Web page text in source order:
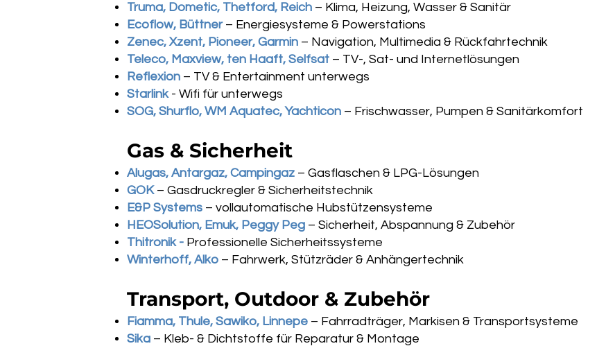
Truma, Dometic, Thetford, Reich – Klima, Heizung, Wasser & Sanitär
Ecoflow, Büttner– Energiesysteme & Powerstations
Zenec, Xzent, Pioneer, Garmin – Navigation, Multimedia & Rückfahrtechnik
Teleco, Maxview, ten Haaft, Selfsat – TV-, Sat- und Internetlösungen
Reflexion – TV & Entertainment unterwegs
Starlink- Wifi für unterwegs
SOG, Shurflo, WM Aquatec, Yachticon – Frischwasser, Pumpen & Sanitärkomfort
Gas & Sicherheit
Alugas, Antargaz, Campingaz – Gasflaschen & LPG-Lösungen
GOK– Gasdruckregler & Sicherheitstechnik
E&P Systems – vollautomatische Hubstützensysteme
HEOSolution, Emuk, Peggy Peg – Sicherheit, Abspannung & Zubehör
Thitronik - Professionelle Sicherheitssysteme
Winterhoff, Alko – Fahrwerk, Stützräder & Anhängertechnik
Transport, Outdoor & Zubehör
Fiamma, Thule, Sawiko, Linnepe – Fahrradträger, Markisen & Transportsysteme
Sika – Kleb- & Dichtstoffe für Reparatur & Montage